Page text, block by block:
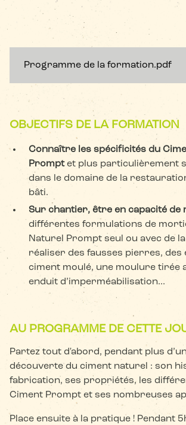
Programme de la formation.pdf
OBJECTIFS DE LA FORMATION
Connaître les spécificités du
Promptet plus particulièrement
dans le domaine de la
bâti.
Sur chantier, être en capacité
différentes formulations de
Naturel Prompt seul ou avec de
réaliser des fausses pierres, des
ciment moulé, une moulure tirée
enduit d’imperméabilisation...
AU PROGRAMME DE CETTE
Partez tout d'abord, pendant plus
découverte du ciment naturel : son
fabrication, ses propriétés, les
Ciment Prompt et ses nombreuses
Place ensuite à la pratique ! Pendant